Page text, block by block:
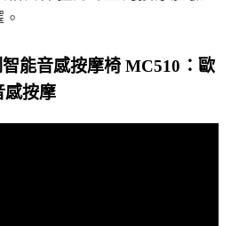
能音感按摩椅 MC510：歐
感按摩